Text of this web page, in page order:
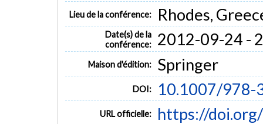
Lieu de la conférence: Rhodes,
Date(s) de la
conférence:
2012-09-24 -
Maison d'édition: Springer
DOI: 10.1007/978-
URL officielle: https://